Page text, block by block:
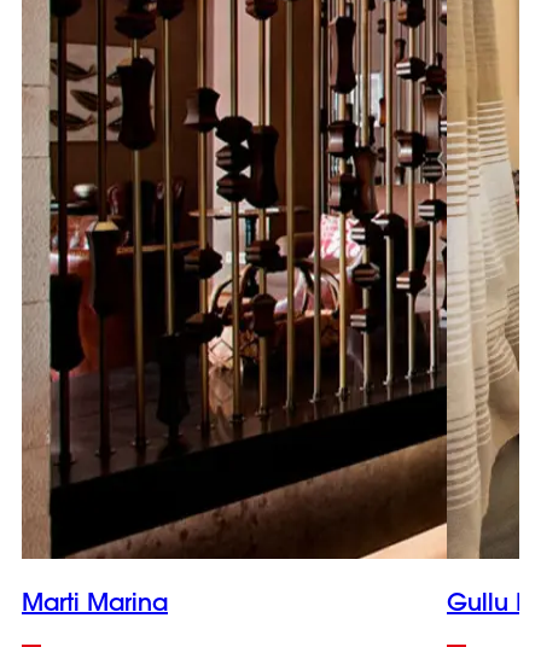
Marti Marina Gullu